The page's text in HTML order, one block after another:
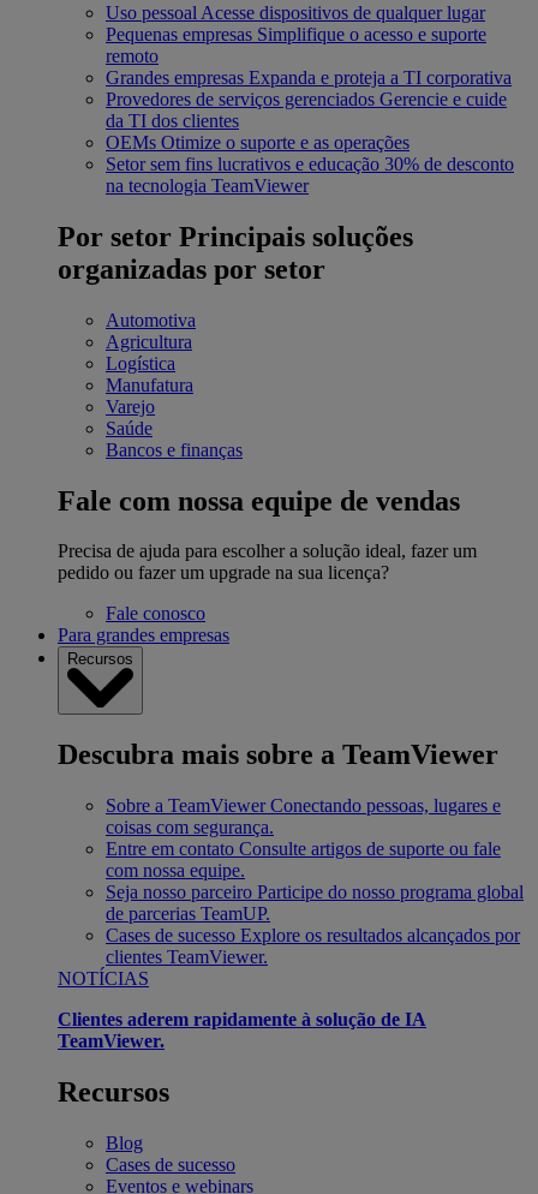
Uso pessoal Acesse dispositivos de qualquer lugar
Pequenas empresas Simplifique o acesso e suporte
remoto
Grandes empresas Expanda e proteja a TI corporativa
Provedores de serviços gerenciados Gerencie e cuide
da TI dos clientes
OEMs Otimize o suporte e as operações
Setor sem fins lucrativos e educação 30% de desconto
na tecnologia TeamViewer
Por setor Principais soluções
organizadas por setor
Automotiva
Agricultura
Logística
Manufatura
Varejo
Saúde
Bancos e finanças
Fale com nossa equipe de vendas
Precisa de ajuda para escolher a solução ideal, fazer um
pedido ou fazer um upgrade na sua licença?
Fale conosco
Para grandes empresas
Recursos
Descubra mais sobre a TeamViewer
Sobre a TeamViewer Conectando pessoas, lugares e
coisas com segurança.
Entre em contato Consulte artigos de suporte ou fale
com nossa equipe.
Seja nosso parceiro Participe do nosso programa global
de parcerias TeamUP.
Cases de sucesso Explore os resultados alcançados por
clientes TeamViewer.
NOTÍCIAS
Clientes aderem rapidamente à solução de IA
TeamViewer.
Recursos
Blog
Cases de sucesso
Eventos e webinars